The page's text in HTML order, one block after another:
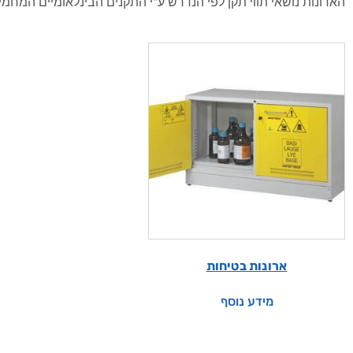
ארונות בטיחות
מידע נוסף